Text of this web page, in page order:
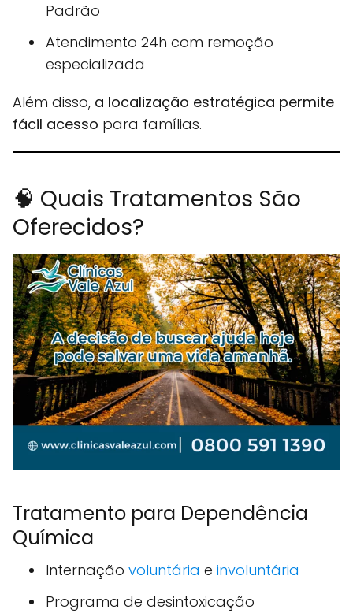
Padrão
Atendimento 24h com remoção
especializada
Além disso, a localização estratégica permite
fácil acesso para famílias.
🧠 Quais Tratamentos São
Oferecidos?
Tratamento para Dependência
Química
Internação voluntária e involuntária
Programa de desintoxicação